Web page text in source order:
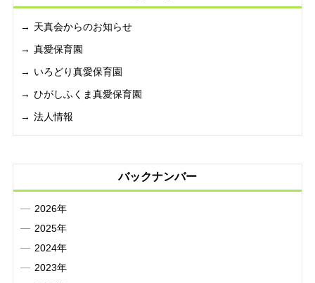
天真会からのお知らせ
真愛保育園
いろどり真愛保育園
ひがしふくま真愛保育園
法人情報
バックナンバー
2026年
2025年
2024年
2023年